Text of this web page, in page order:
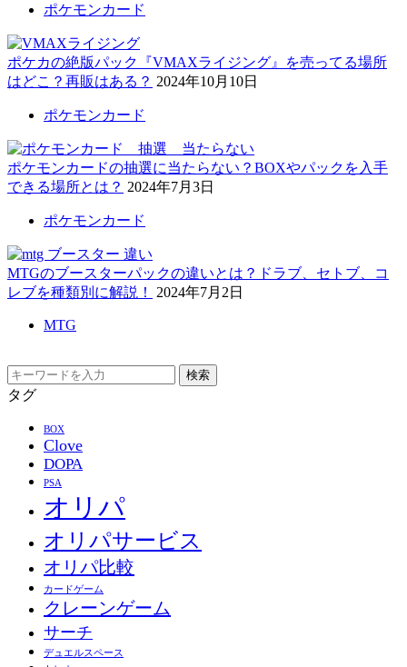
ポケモンカード
ポケカの絶版パック『VMAXライジング』を売ってる場所
はどこ？再販はある？ 2024年10月10日
ポケモンカード
ポケモンカードの抽選に当たらない？BOXやパックを入手
できる場所とは？ 2024年7月3日
ポケモンカード
MTGのブースターパックの違いとは？ドラブ、セトブ、コ
レブを種類別に解説！
2024年7月2日
MTG
検索
タグ
BOX
Clove
DOPA
PSA
オリパ
オリパサービス
オリパ比較
カードゲーム
クレーンゲーム
サーチ
デュエルスペース